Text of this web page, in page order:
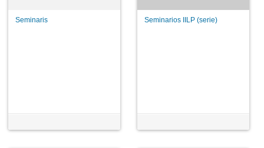
Seminaris Seminarios IILP (serie)